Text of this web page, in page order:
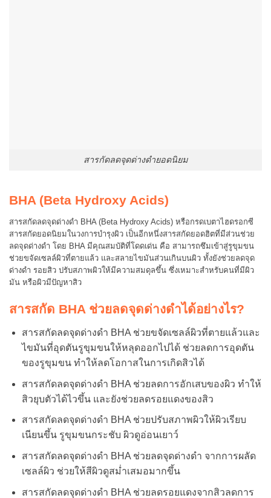
สารกัดลดจุดด่างดำยอดนิยม
BHA (Beta Hydroxy Acids)
สารสกัดลดจุดด่างดำ BHA (Beta Hydroxy Acids) หรือกรดเบตาไฮดรอกซี
สารสกัดยอดนิยมในวงการบำรุงผิว เป็นอีกหนึ่งสารสกัดยอดฮิตที่มีส่วนช่วย
ลดจุดด่างดำ โดย BHA มีคุณสมบัติที่โดดเด่น คือ สามารถซึมเข้าสู่รูขุมขน
ช่วยขจัดเซลล์ผิวที่ตายแล้ว และสลายไขมันส่วนเกินบนผิว ทั้งยังช่วยลดจุด
ด่างดำ รอยสิว ปรับสภาพผิวให้มีความสมดุลขึ้น ซึ่งเหมาะสำหรับคนที่มีผิว
มัน หรือผิวมีปัญหาสิว
สารสกัด BHA ช่วยลดจุดด่างดำได้อย่างไร?
สารสกัดลดจุดด่างดำ BHA ช่วยขจัดเซลล์ผิวที่ตายแล้วและ
ไขมันที่อุดตันรูขุมขนให้หลุดออกไปได้ ช่วยลดการอุดตัน
ของรูขุมขน ทำให้ลดโอกาสในการเกิดสิวได้
สารสกัดลดจุดด่างดำ BHA ช่วยลดการอักเสบของผิว ทำให้
สิวยุบตัวได้ไวขึ้น และยังช่วยลดรอยแดงของสิว
สารสกัดลดจุดด่างดำ BHA ช่วยปรับสภาพผิวให้ผิวเรียบ
เนียนขึ้น รูขุมขนกระชับ ผิวดูอ่อนเยาว์
สารสกัดลดจุดด่างดำ BHA ช่วยลดจุดด่างดำ จากการผลัด
เซลล์ผิว ช่วยให้สีผิวดูสม่ำเสมอมากขึ้น
สารสกัดลดจุดด่างดำ BHA ช่วยลดรอยแดงจากสิวลดการ